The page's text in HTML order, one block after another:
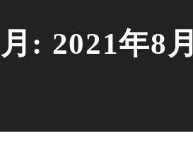
月: 2021年8月